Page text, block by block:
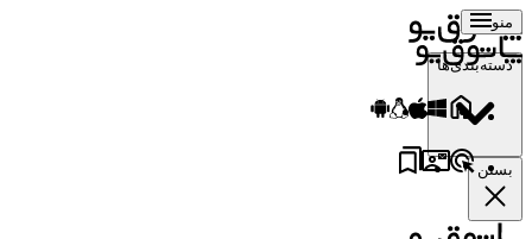
منو
دسته‌بندی‌ها
بستن